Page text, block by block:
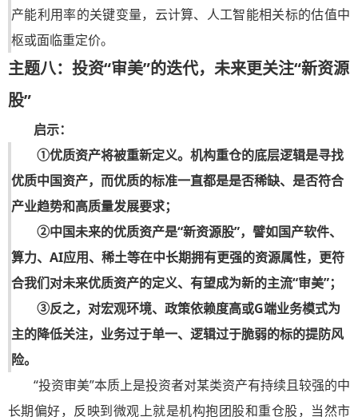
产能利用率的关键变量，云计算、人工智能相关标的估值中
枢或面临重定价。
主题八：投资“审美”的迭代，未来更关注“新资源
股”
启示：
①优质资产将被重新定义。机构重仓的底层逻辑是寻找
优质中国资产，而优质的标准一直都是是否稀缺、是否符合
产业趋势和高质量发展要求；
②中国未来的优质资产是“新资源股”，譬如国产软件、
算力、AI应用、稀土等在中长期拥有更强的资源属性，更符
合我们对未来优质资产的定义、有望成为新的主流“审美”；
③反之，对宏观环境、政策依赖度高或G端业务模式为
主的降低关注，业务过于单一、逻辑过于脆弱的标的提防风
险。
“投资审美”本质上是投资者对某类资产有持续且较强的中
长期偏好，反映到微观上就是机构抱团股和重仓股，当然市